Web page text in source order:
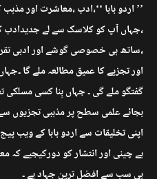
’’ اردو بابا ‘‘،ادب ،معاشرت اور
،جہاں آپ کو کلاسک سے لے جدیدادب
،ساتھ ہی خصوصی گوشے اور ادبی
اور تجزیے کا عمیق مطالعہ ملے گا
گفتگو ملے گی ۔ جہاں بِنا کسی
بجائے علمی سطح پر مذہبی تجزیوں سے
اپنی تخلیقات سے اردو بابا کے ویب
بے چینی اور انتشار کو دورکیجیے کہ
ہی سب سے افضل ترین جہاد ہے ۔